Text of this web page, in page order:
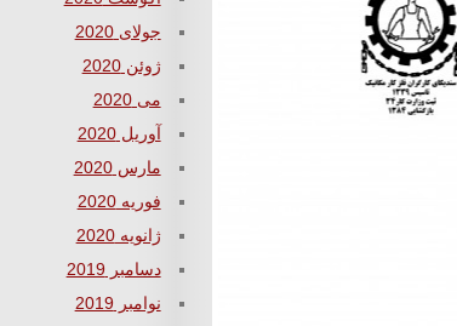
جولای 2020
ژوئن 2020
می 2020
آوریل 2020
مارس 2020
فوریه 2020
ژانویه 2020
دسامبر 2019
نوامبر 2019